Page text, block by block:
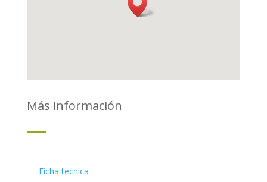
Más información
Ficha tecnica